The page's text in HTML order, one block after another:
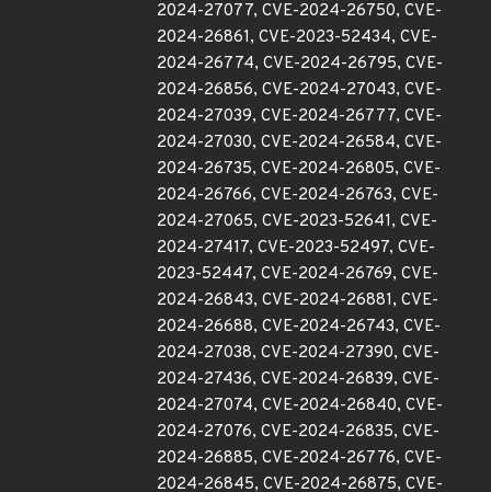
2024-27077, CVE-2024-26750, CVE-
2024-26861, CVE-2023-52434, CVE-
2024-26774, CVE-2024-26795, CVE-
2024-26856, CVE-2024-27043, CVE-
2024-27039, CVE-2024-26777, CVE-
2024-27030, CVE-2024-26584, CVE-
2024-26735, CVE-2024-26805, CVE-
2024-26766, CVE-2024-26763, CVE-
2024-27065, CVE-2023-52641, CVE-
2024-27417, CVE-2023-52497, CVE-
2023-52447, CVE-2024-26769, CVE-
2024-26843, CVE-2024-26881, CVE-
2024-26688, CVE-2024-26743, CVE-
2024-27038, CVE-2024-27390, CVE-
2024-27436, CVE-2024-26839, CVE-
2024-27074, CVE-2024-26840, CVE-
2024-27076, CVE-2024-26835, CVE-
2024-26885, CVE-2024-26776, CVE-
2024-26845, CVE-2024-26875, CVE-